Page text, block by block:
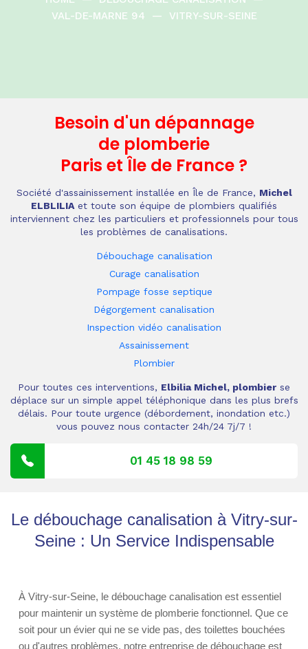
VAL-DE-MARNE 94
— VITRY-SUR-SEINE
Besoin d'un dépannage
de plomberie
Paris et Île de France ?
Société d'assainissement installée en Île de France, Michel
ELBLILIA et toute son équipe de plombiers qualifiés
interviennent chez les particuliers et professionnels pour tous
les problèmes de canalisations.
Débouchage canalisation
Curage canalisation
Pompage fosse septique
Dégorgement canalisation
Inspection vidéo canalisation
Assainissement
Plombier
Pour toutes ces interventions, Elbilia Michel, plombier se
déplace sur un simple appel téléphonique dans les plus brefs
délais. Pour toute urgence (débordement, inondation etc.)
vous pouvez nous contacter 24h/24 7j/7 !
01 45 18 98 59
Le débouchage canalisation à Vitry-sur-
Seine : Un Service Indispensable
À Vitry-sur-Seine, le débouchage canalisation est essentiel
pour maintenir un système de plomberie fonctionnel. Que ce
soit pour un évier qui ne se vide pas, des toilettes bouchées
ou d'autres problèmes, notre entreprise de débouchage est